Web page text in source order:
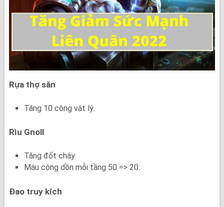
Rựa thợ săn
Tăng 10 công vật lý.
Rìu Gnoll
Tăng đốt cháy
Máu cộng dồn mỗi tầng 50 => 20.
Đao truy kích